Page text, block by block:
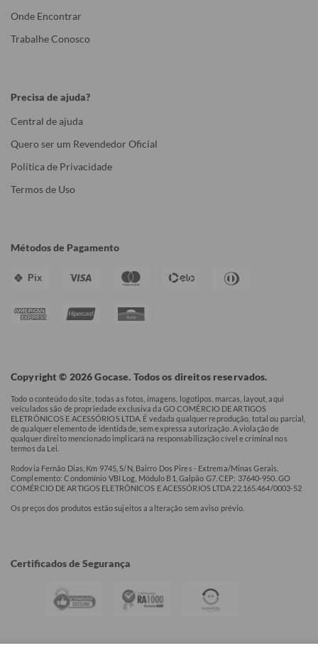
Onde Encontrar
Trabalhe Conosco
Precisa de ajuda?
Central de ajuda
Quero ser um Revendedor Oficial
Política de Privacidade
Termos de Uso
Métodos de Pagamento
Pix
Copyright © 2026 Gocase. Todos os direitos reservados.
Todo o conteúdo do site, todas as fotos, imagens, logotipos, marcas, layout, aqui
veículados são de propriedade exclusiva da GO COMÉRCIO DE ARTIGOS
ELETRÔNICOS E ACESSÓRIOS LTDA. É vedada qualquer reprodução, total ou parcial,
de qualquer elemento de identidade, sem expressa autorização. A violação de
qualquer direito mencionado implicará na responsabilização cível e criminal nos
termos da Lei.
Rodovia Fernão Dias, Km 9745, S/N, Bairro Dos Pires - Extrema/Minas Gerais.
Complemento: Condomínio VBI Log, Módulo B1, Galpão G7. CEP: 37640-950. GO
COMÉRCIO DE ARTIGOS ELETRÔNICOS E ACESSÓRIOS LTDA 22.165.464/0003-52
Os preços dos produtos estão sujeitos a alteração sem aviso prévio.
Certificados de Segurança